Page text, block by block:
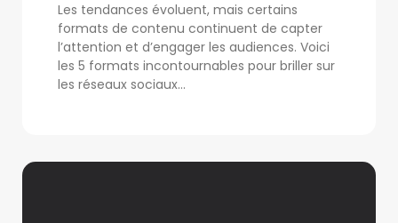
Les tendances évoluent, mais certains
formats de contenu continuent de capter
l’attention et d’engager les audiences. Voici
les 5 formats incontournables pour briller sur
les réseaux sociaux...